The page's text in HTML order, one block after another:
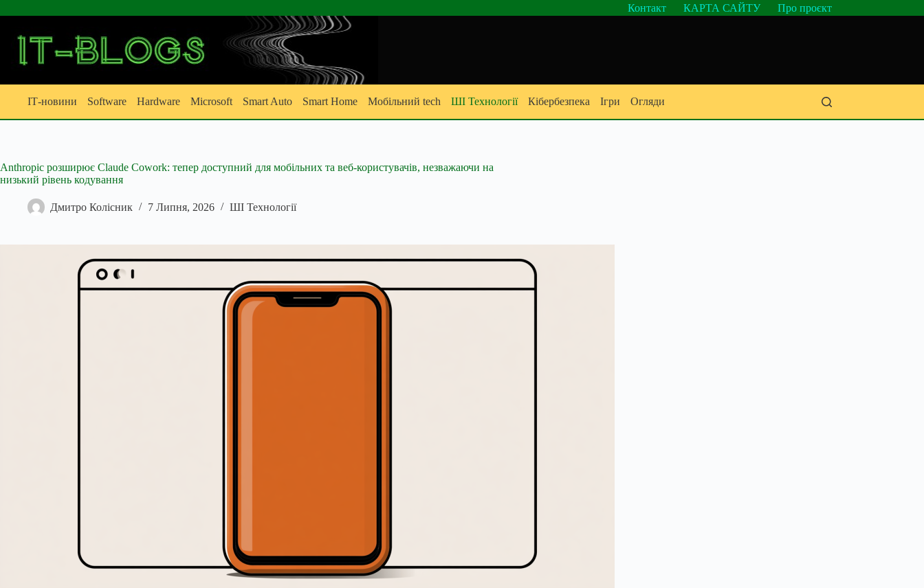
до
Контакт КАРТА САЙТУ Про проєкт
ІТ-новини Software Hardware Microsoft Smart Auto Smart Home Мобільний tech ШІ Технології Кібербезпека Ігри Огляди
Anthropic розширює Claude Cowork: тепер доступний для мобільних та веб-користувачів, незважаючи на
низький рівень кодування
Дмитро Колісник 7 Липня, 2026 ШІ Технології